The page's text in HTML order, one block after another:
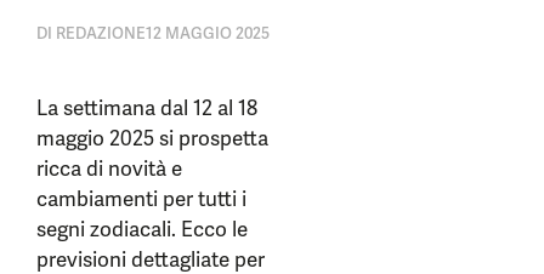
DI REDAZIONE12 MAGGIO 2025
La settimana dal 12 al 18
maggio 2025 si prospetta
ricca di novità e
cambiamenti per tutti i
segni zodiacali. Ecco le
previsioni dettagliate per